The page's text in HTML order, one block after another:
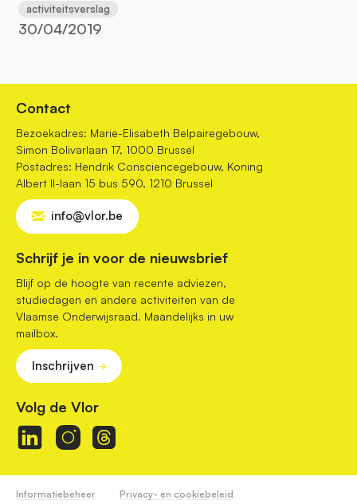
activiteitsverslag
30/04/2019
Contact
Bezoekadres: Marie-Elisabeth Belpairegebouw,
Simon Bolivarlaan 17, 1000 Brussel
Postadres: Hendrik Consciencegebouw, Koning
Albert II-laan 15 bus 590, 1210 Brussel
info@vlor.be
Schrijf je in voor de nieuwsbrief
Blijf op de hoogte van recente adviezen,
studiedagen en andere activiteiten van de
Vlaamse Onderwijsraad. Maandelijks in uw
mailbox.
Inschrijven
Volg de Vlor
Informatiebeheer
Privacy- en cookiebeleid